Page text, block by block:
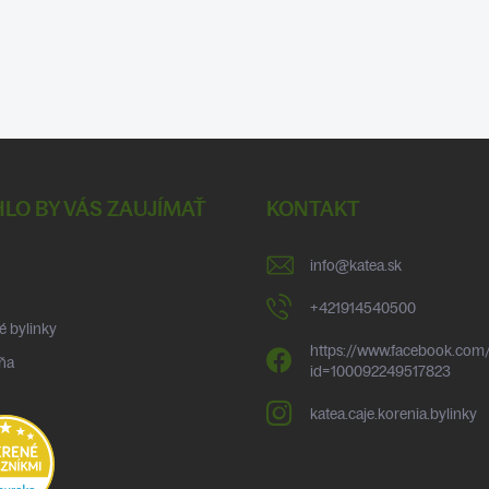
BY VÁS ZAUJÍMAŤ
bylinky
KONTAKT
info@katea.sk
+421914540500
https://
id=100092249517823
katea.caje.korenia.bylinky